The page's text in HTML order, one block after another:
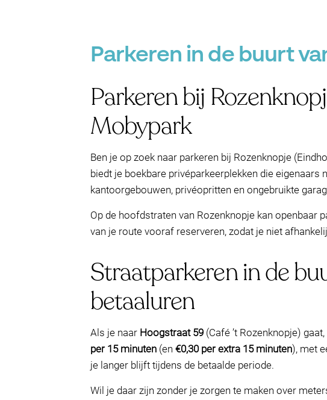
Parkeren in de buurt
Parkeren bij
Mobypark
Ben je op zoek naar parkeren bij Rozenknopje
biedt je boekbare privéparkeerplekken die
kantoorgebouwen, privéopritten en ongebruikte
Op de hoofdstraten van Rozenknopje kan openbaar
van je route vooraf reserveren, zodat je niet
Straatparkeren in de
betaaluren
Als je naar Hoogstraat 59 (Café ’t Rozenknopje)
per 15 minuten (en €0,30 per extra 15 minuten), met
je langer blijft tijdens de betaalde periode.
Wil je daar zijn zonder je zorgen te maken over